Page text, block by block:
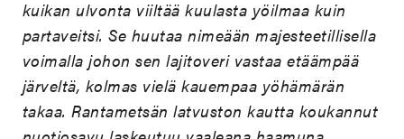
kuikan ulvonta viiltää kuulasta yöilmaa kuin
partaveitsi. Se huutaa nimeään majesteetillisella
voimalla johon sen lajitoveri vastaa etäämpää
järveltä, kolmas vielä kauempaa yöhämärän
takaa. Rantametsän latvuston kautta koukannut